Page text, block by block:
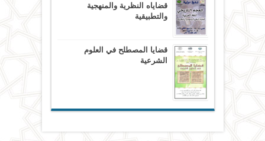
قضاياه النظرية والمنهجية
والتطبيقية
قضايا المصطلح في العلوم
الشرعية